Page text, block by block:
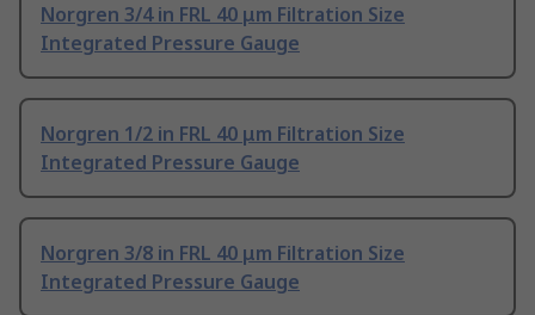
Norgren 3/4 in FRL 40 μm Filtration Size
Integrated Pressure Gauge
Norgren 1/2 in FRL 40 μm Filtration Size
Integrated Pressure Gauge
Norgren 3/8 in FRL 40 μm Filtration Size
Integrated Pressure Gauge